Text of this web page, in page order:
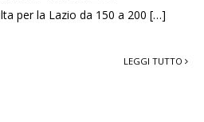
per la Lazio da 150 a 200 […]
LEGGI TUTTO